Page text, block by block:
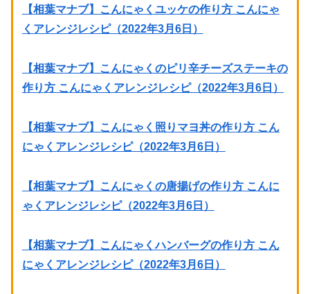
【相葉マナブ】こんにゃくユッケの作り方 こんにゃ
くアレンジレシピ（2022年3月6日）
【相葉マナブ】こんにゃくのピリ辛チーズステーキの
作り方 こんにゃくアレンジレシピ（2022年3月6日）
【相葉マナブ】こんにゃく照りマヨ丼の作り方 こん
にゃくアレンジレシピ（2022年3月6日）
【相葉マナブ】こんにゃくの唐揚げの作り方 こんに
ゃくアレンジレシピ（2022年3月6日）
【相葉マナブ】こんにゃくハンバーグの作り方 こん
にゃくアレンジレシピ（2022年3月6日）